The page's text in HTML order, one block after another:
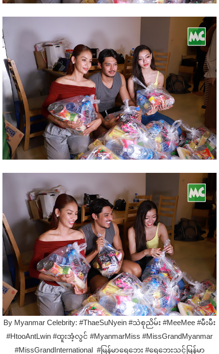
By Myanmar Celebrity: #ThaeSuNyein #သဲစုညိမ်း #MeeMee #မီးမီး
#HtooAntLwin #ထူးအံ့လွင် #MyanmarMiss #MissGrandMyanmar
#MissGrandInternational #မြန်မာရေဘေး #ရေဘေးသင့်မြန်မာ